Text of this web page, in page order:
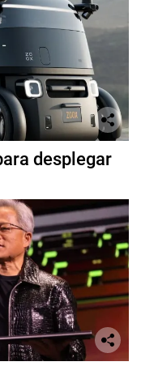
desplegar